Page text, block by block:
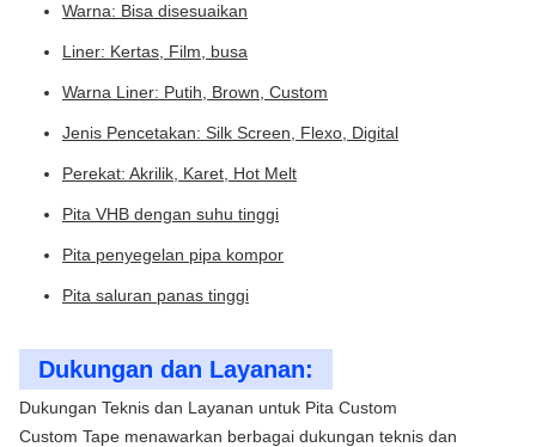
Warna: Bisa disesuaikan
Liner: Kertas, Film, busa
Warna Liner: Putih, Brown, Custom
Jenis Pencetakan: Silk Screen, Flexo, Digital
Perekat: Akrilik, Karet, Hot Melt
Pita VHB dengan suhu tinggi
Pita penyegelan pipa kompor
Pita saluran panas tinggi
Dukungan dan Layanan:
Dukungan Teknis dan Layanan untuk Pita Custom
Custom Tape menawarkan berbagai dukungan teknis dan